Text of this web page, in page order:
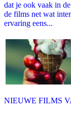
dat je ook vaak in
de films net wat
ervaring eens...
NIEUWE FILMS